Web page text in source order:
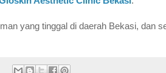
yang tinggal di daerah Bekasi, dan